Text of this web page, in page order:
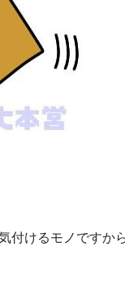
付けるモノですか